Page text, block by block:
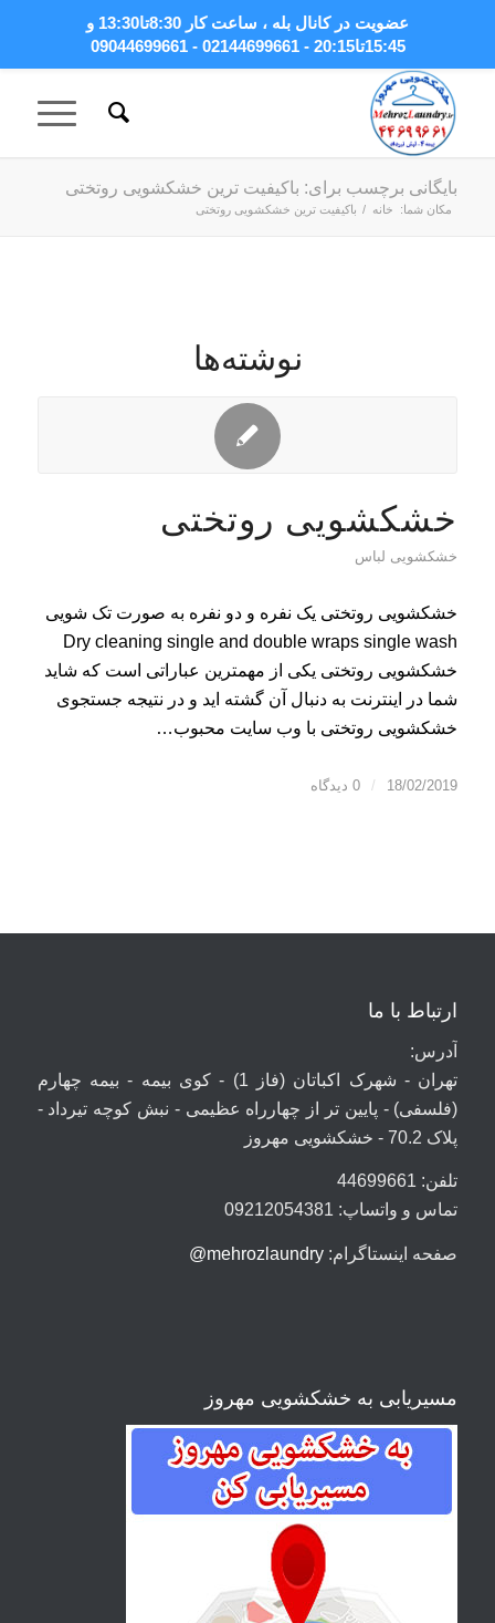
بایگانی برچسب برای: باکیفیت ترین خشکشویی روتختی
مکان شما: خانه / باکیفیت ترین خشکشویی روتختی
نوشته‌ها
خشکشویی روتختی
خشکشویی لباس
خشکشویی روتختی یک نفره و دو نفره به صورت تک شویی
Dry cleaning single and double wraps single wash
خشکشویی روتختی یکی از مهمترین عباراتی است که شاید
شما در اینترنت به دنبال آن گشته اید و در نتیجه جستجوی
خشکشویی روتختی با وب سایت محبوب…
18/02/2019
/ 0 دیدگاه
ارتباط با ما
آدرس:
تهران - شهرک اکباتان (فاز 1) - کوی بیمه - بیمه چهارم
(فلسفی) - پایین تر از چهارراه عظیمی - نبش کوچه تیرداد -
پلاک 70.2 - خشکشویی مهروز
تلفن: 44699661
تماس و واتساپ: 09212054381
صفحه اینستاگرام: mehrozlaundry@
مسیریابی به خشکشویی مهروز
عضویت در کانال بله
، ساعت کار 8:30تا13:30 و
15:45تا20:15 - 02144699661 - 09044699661